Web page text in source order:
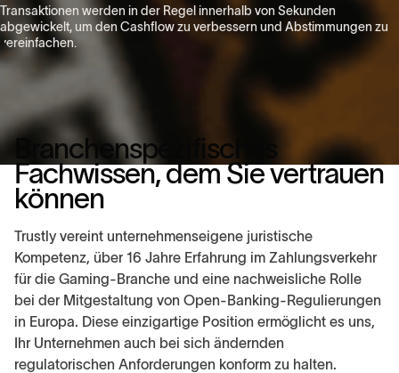
Transaktionen werden in der Regel innerhalb von Sekunden
abgewickelt, um den Cashflow zu verbessern und Abstimmungen zu
vereinfachen.​
Branchenspezifisches
Fachwissen, dem Sie vertrauen
können
Trustly vereint unternehmenseigene juristische
Kompetenz, über 16 Jahre Erfahrung im Zahlungsverkehr
für die Gaming-Branche und eine nachweisliche Rolle
bei der Mitgestaltung von Open-Banking-Regulierungen
in Europa. Diese einzigartige Position ermöglicht es uns,
Ihr Unternehmen auch bei sich ändernden
regulatorischen Anforderungen konform zu halten.